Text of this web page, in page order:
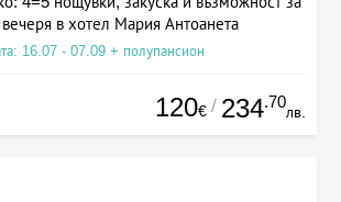
в хотел Мария Антоанета
16.07 - 07.09 + полупансион
120€ / 234.70
лв.